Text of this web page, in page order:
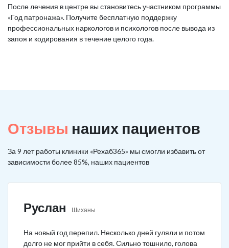
После лечения в центре вы становитесь участником программы
«Год патронажа». Получите бесплатную поддержку
профессиональных наркологов и психологов после вывода из
запоя и кодирования в течение целого года.
Отзывы наших пациентов
За 9 лет работы клиники «Рехаб365» мы смогли избавить от
зависимости более 85%, наших пациентов
Руслан Шиханы
На новый год перепил. Несколько дней гуляли и потом
долго не мог прийти в себя. Сильно тошнило, голова